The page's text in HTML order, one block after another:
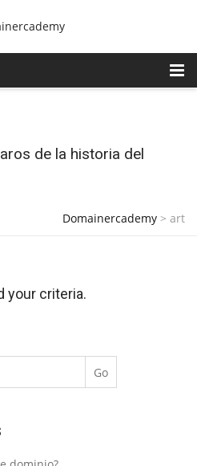
de la historia del
Domainercademy > art
your criteria.